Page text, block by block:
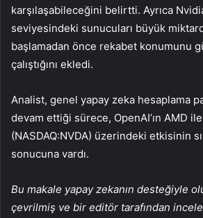
karşılaşabileceğini belirtti. Ayrıca
seviyesindeki sunucuları büyük
başlamadan önce rekabet konumunu
çalıştığını ekledi.
Analist, genel yapay zeka hesaplama
devam ettiği sürece, OpenAI’ın AMD ile
(NASDAQ:NVDA) üzerindeki etkisinin
sonucuna vardı.
Bu makale yapay zekanın desteğiyle
çevrilmiş ve bir editör tarafından